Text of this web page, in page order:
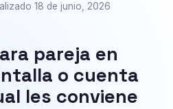
18 de junio, 2026
pareja en
o cuenta
les conviene